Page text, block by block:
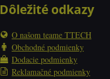
Dôležité odkazy
O našom teame TTECH
Obchodné podmienky
Dodacie podmienky
Reklamačné podmienky